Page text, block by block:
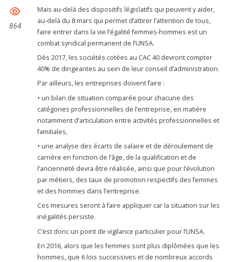
864
Mais au-delà des dispositifs législatifs qui peuvent y aider,
au-delà du 8 mars qui permet d’attirer l’attention de tous,
faire entrer dans la vie l’égalité femmes-hommes est un
combat syndical permanent de l’UNSA.
Dès 2017, les sociétés cotées au CAC 40 devront compter
40% de dirigeantes au sein de leur conseil d’administration.
Par ailleurs, les entreprises doivent faire :
• un bilan de situation comparée pour chacune des
catégories professionnelles de l’entreprise, en matière
notamment d’articulation entre activités professionnelles et
familiales,
• une analyse des écarts de salaire et de déroulement de
carrière en fonction de l’âge, de la qualification et de
l’ancienneté devra être réalisée, ainsi que pour l’évolution
par métiers, des taux de promotion respectifs des femmes
et des hommes dans l’entreprise.
Ces mesures seront à faire appliquer car la situation sur les
inégalités persiste.
C’est donc un point de vigilance particulier pour l’UNSA.
En 2016, alors que les femmes sont plus diplômées que les
hommes, que 6 lois successives et de nombreux accords